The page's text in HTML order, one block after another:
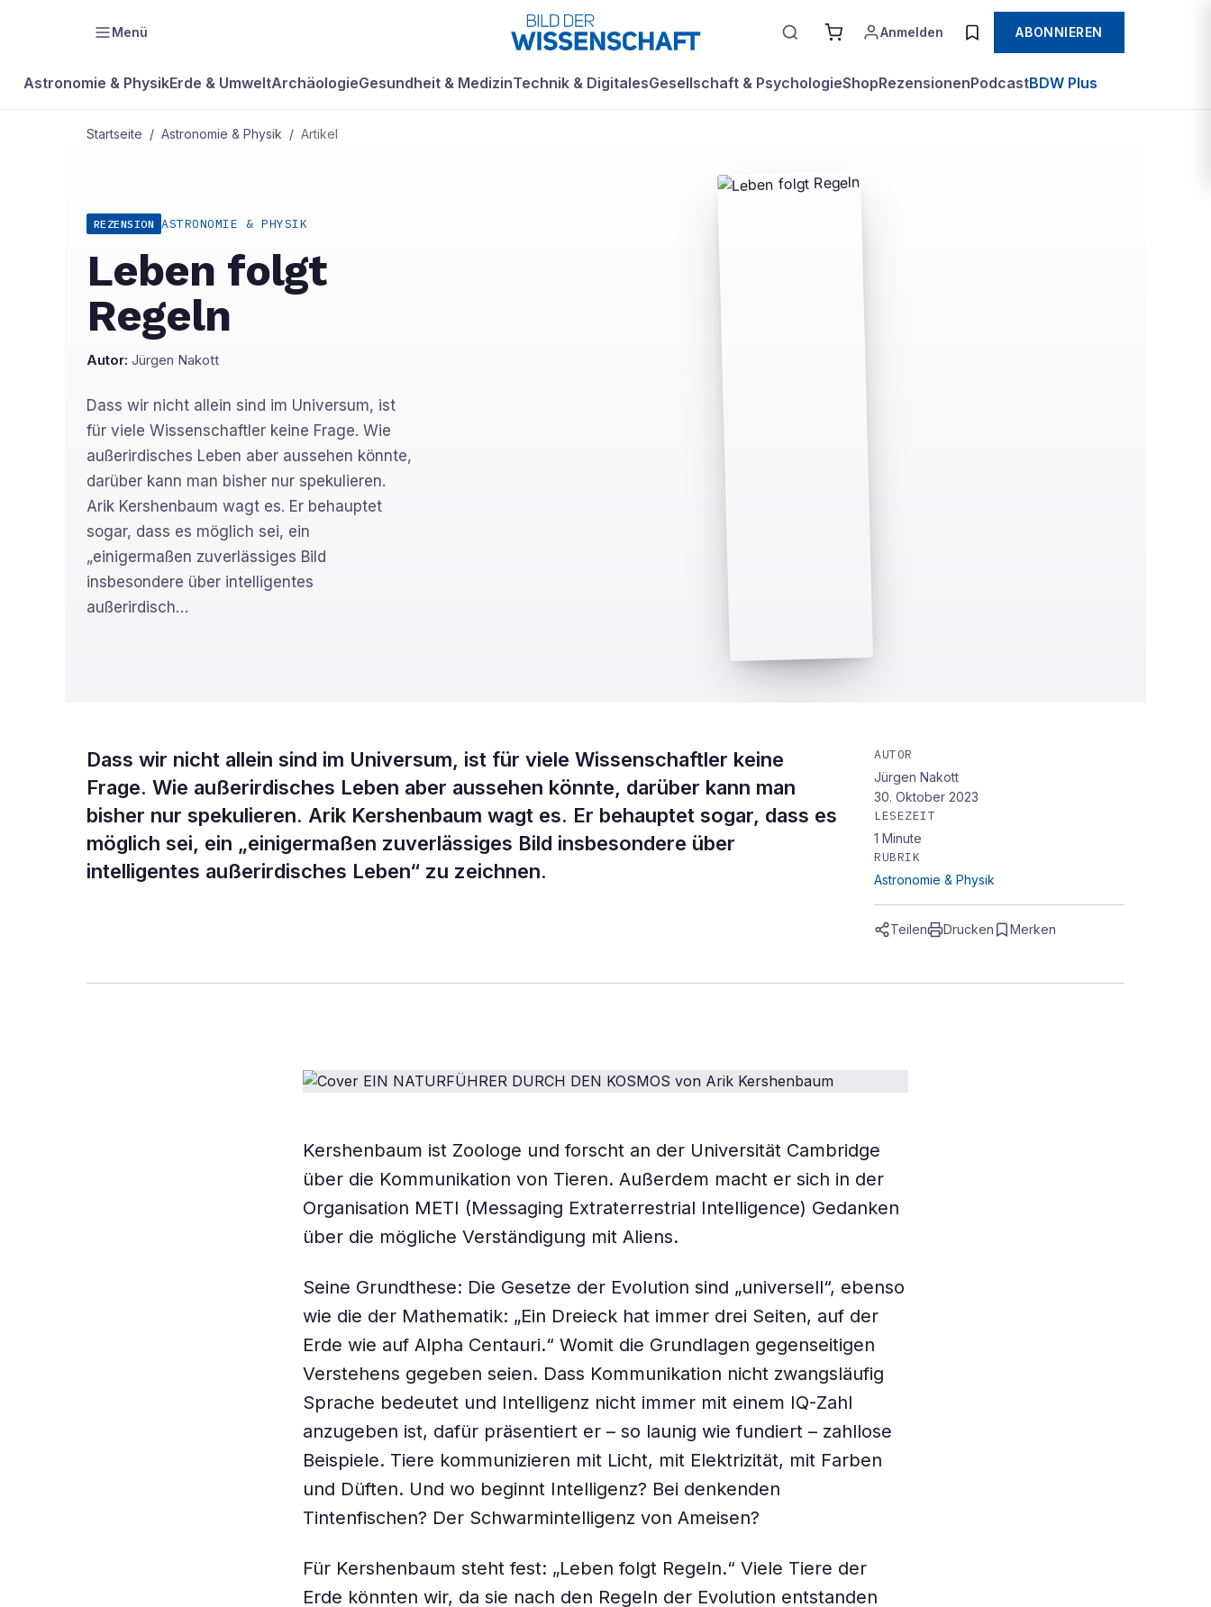
Menü Anmelden ABONNIEREN
Astronomie & PhysikErde & UmweltArchäologieGesundheit & MedizinTechnik & DigitalesGesellschaft & PsychologieShopRezensionenPodcastBDW Plus
Startseite / Astronomie & Physik / Artikel
REZENSION ASTRONOMIE & PHYSIK
Leben folgt
Regeln
Autor: Jürgen Nakott
Dass wir nicht allein sind im Universum, ist
für viele Wissenschaftler keine Frage. Wie
außerirdisches Leben aber aussehen könnte,
darüber kann man bisher nur spekulieren.
Arik Kershenbaum wagt es. Er behauptet
sogar, dass es möglich sei, ein
„einigermaßen zuverlässiges Bild
insbesondere über intelligentes
außerirdisch…
Dass wir nicht allein sind im Universum, ist für viele Wissenschaftler keine
Frage. Wie außerirdisches Leben aber aussehen könnte, darüber kann man
bisher nur spekulieren. Arik Kershenbaum wagt es. Er behauptet sogar, dass es
möglich sei, ein „einigermaßen zuverlässiges Bild insbesondere über
intelligentes außerirdisches Leben“ zu zeichnen.
AUTOR
Jürgen Nakott
30. Oktober 2023
LESEZEIT
1 Minute
RUBRIK
Astronomie & Physik
Teilen Drucken Merken
Kershenbaum ist Zoologe und forscht an der Universität Cambridge
über die Kommunikation von Tieren. Außerdem macht er sich in der
Organisation METI (Messaging Extraterrestrial Intelligence) Gedanken
über die mögliche Verständigung mit Aliens.
Seine Grundthese: Die Gesetze der Evolution sind „universell“, ebenso
wie die der Mathematik: „Ein Dreieck hat immer drei Seiten, auf der
Erde wie auf Alpha Centauri.“ Womit die Grundlagen gegenseitigen
Verstehens gegeben seien. Dass Kommunikation nicht zwangsläufig
Sprache bedeutet und Intelligenz nicht immer mit einem IQ-Zahl
anzugeben ist, dafür präsentiert er – so launig wie fundiert – zahllose
Beispiele. Tiere kommunizieren mit Licht, mit Elektrizität, mit Farben
und Düften. Und wo beginnt Intelligenz? Bei denkenden
Tintenfischen? Der Schwarmintelligenz von Ameisen?
Für Kershenbaum steht fest: „Leben folgt Regeln.“ Viele Tiere der
Erde könnten wir, da sie nach den Regeln der Evolution entstanden